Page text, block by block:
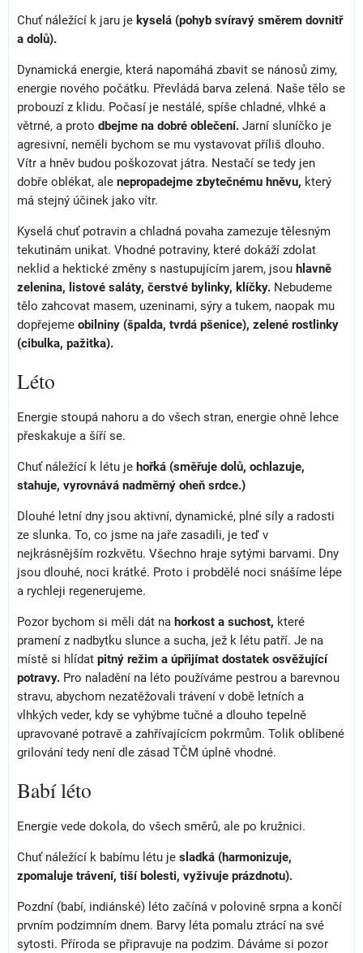
Chuť náležící k jaru je kyselá (pohyb svíravý směrem dovnitř
a dolů).
Dynamická energie, která napomáhá zbavit se nánosů zimy,
energie nového počátku. Převládá barva zelená. Naše tělo se
probouzí z klidu. Počasí je nestálé, spíše chladné, vlhké a
větrné, a proto dbejme na dobré oblečení. Jarní sluníčko je
agresivní, neměli bychom se mu vystavovat příliš dlouho.
Vítr a hněv budou poškozovat játra. Nestačí se tedy jen
dobře oblékat, ale nepropadejme zbytečnému hněvu, který
má stejný účinek jako vítr.
Kyselá chuť potravin a chladná povaha zamezuje tělesným
tekutinám unikat. Vhodné potraviny, které dokáží zdolat
neklid a hektické změny s nastupujícím jarem, jsou hlavně
zelenina, listové saláty, čerstvé bylinky, klíčky. Nebudeme
tělo zahcovat masem, uzeninami, sýry a tukem, naopak mu
dopřejeme obilniny (špalda, tvrdá pšenice), zelené rostlinky
(cibulka, pažitka).
Léto
Energie stoupá nahoru a do všech stran, energie ohně lehce
přeskakuje a šíří se.
Chuť náležící k létu je hořká (směřuje dolů, ochlazuje,
stahuje, vyrovnává nadměrný oheň srdce.)
Dlouhé letní dny jsou aktivní, dynamické, plné síly a radosti
ze slunka. To, co jsme na jaře zasadili, je teď v
nejkrásnějším rozkvětu. Všechno hraje sytými barvami. Dny
jsou dlouhé, noci krátké. Proto i probdělé noci snášíme lépe
a rychleji regenerujeme.
Pozor bychom si měli dát na horkost a suchost, které
pramení z nadbytku slunce a sucha, jež k létu patří. Je na
místě si hlídat pitný režim a úpřijímat dostatek osvěžující
potravy. Pro naladění na léto používáme pestrou a barevnou
stravu, abychom nezatěžovali trávení v době letních a
vlhkých veder, kdy se vyhýbme tučné a dlouho tepelně
upravované potravě a zahřívajícícm pokrmům. Tolik oblíbené
grilování tedy není dle zásad TČM úplně vhodné.
Babí léto
Energie vede dokola, do všech směrů, ale po kružnici.
Chuť náležící k babímu létu je sladká (harmonizuje,
zpomaluje trávení, tiší bolesti, vyživuje prázdnotu).
Pozdní (babí, indiánské) léto začíná v polovině srpna a končí
prvním podzimním dnem. Barvy léta pomalu ztrácí na své
sytosti. Příroda se připravuje na podzim. Dáváme si pozor